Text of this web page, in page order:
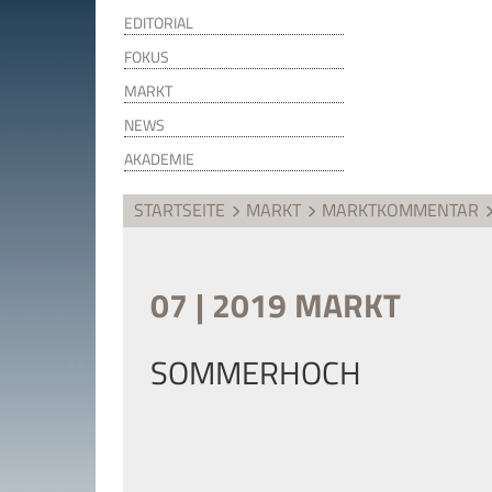
EDITORIAL
FOKUS
MARKT
NEWS
AKADEMIE
STARTSEITE MARKT MARKTKOMMENTAR
07 | 2019 MARKT
SOMMERHOCH